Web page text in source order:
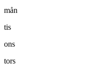
mån
tis
ons
tors